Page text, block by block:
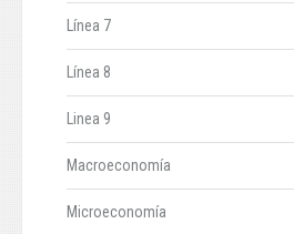
Línea 7
Línea 8
Linea 9
Macroeconomía
Microeconomía